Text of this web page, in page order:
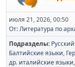
июля 21, 2026, 00:50
От: Литература по
Подразделы
Балтийские языки
др. италийские языки